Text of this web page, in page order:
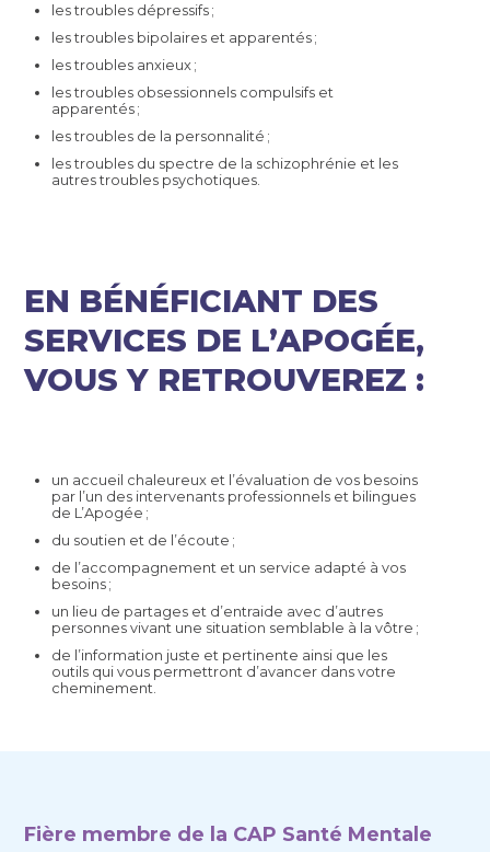
les troubles dépressifs ;
les troubles bipolaires et apparentés ;
les troubles anxieux ;
les troubles obsessionnels compulsifs et
apparentés ;
les troubles de la personnalité ;
les troubles du spectre de la schizophrénie et les
autres troubles psychotiques.
EN BÉNÉFICIANT DES
SERVICES DE L’APOGÉE,
VOUS Y RETROUVEREZ :
un accueil chaleureux et l’évaluation de vos besoins
par l’un des intervenants professionnels et bilingues
de L’Apogée ;
du soutien et de l’écoute ;
de l’accompagnement et un service adapté à vos
besoins ;
un lieu de partages et d’entraide avec d’autres
personnes vivant une situation semblable à la vôtre ;
de l’information juste et pertinente ainsi que les
outils qui vous permettront d’avancer dans votre
cheminement.
Fière membre de la CAP Santé Mentale